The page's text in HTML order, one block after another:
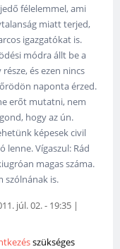
félelemmel, ami
miatt terjed,
igazgatókat is.
módra állt be a
és ezen nincs
naponta érzed.
erőt mutatni, nem
hogy az ún.
képesek civil
lenne. Vígaszul: Rád
magas száma.
szólnának is.
júl. 02. - 19:35 |
szükséges